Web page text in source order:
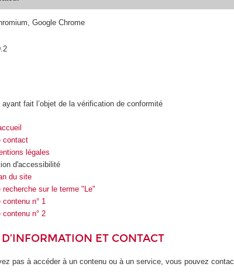
Google Chrome
ayant fait l’objet de la vérification de conformité
contact
légales
d'accessibilité
du site
recherche sur le terme "Le"
contenu n° 1
contenu n° 2
ET CONTACT
pas à accéder à un contenu ou à un service, vous pouvez